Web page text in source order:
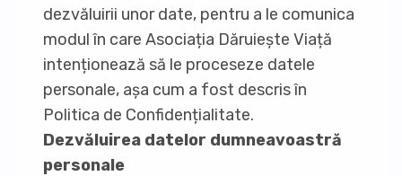
dezvăluirii unor date, pentru a le comunica
modul în care Asociația Dăruiește Viață
intenționează să le proceseze datele
personale, așa cum a fost descris în
Politica de Confidențialitate.
Dezvăluirea datelor dumneavoastră
personale